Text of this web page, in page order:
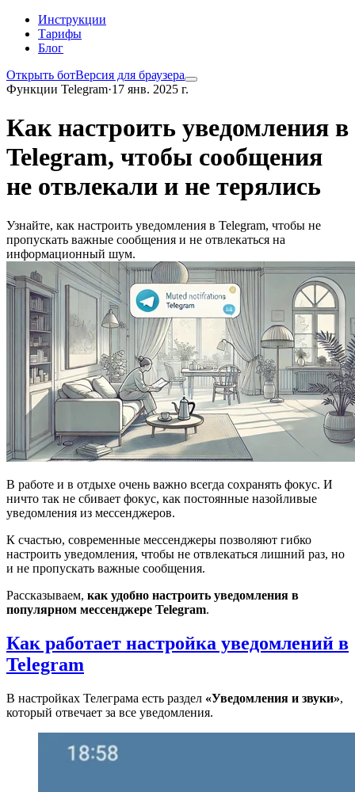
Инструкции
Тарифы
Блог
Открыть ботВерсия для браузера
Функции Telegram·17 янв. 2025 г.
Как настроить уведомления в
Telegram, чтобы сообщения
не отвлекали и не терялись
Узнайте, как настроить уведомления в Telegram, чтобы не
пропускать важные сообщения и не отвлекаться на
информационный шум.
В работе и в отдыхе очень важно всегда сохранять фокус. И
ничто так не сбивает фокус, как постоянные назойливые
уведомления из мессенджеров.
К счастью, современные мессенджеры позволяют гибко
настроить уведомления, чтобы не отвлекаться лишний раз, но
и не пропускать важные сообщения.
Рассказываем, как удобно настроить уведомления в
популярном мессенджере Telegram.
Как работает настройка уведомлений в
Telegram
В настройках Телеграма есть раздел «Уведомления и звуки»,
который отвечает за все уведомления.